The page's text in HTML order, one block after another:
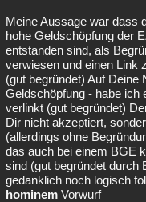
Meine Aussage war dass
hohe Geldschöpfung der
entstanden sind, als
verwiesen und einen Link
(gut begründet) Auf Deine
Geldschöpfung - habe ich
verlinkt (gut begründet)
Dir nicht akzeptiert,
(allerdings ohne
das auch bei einem BGE
sind (gut begründet durch
gedanklich noch logisch
hominem Vorwurf